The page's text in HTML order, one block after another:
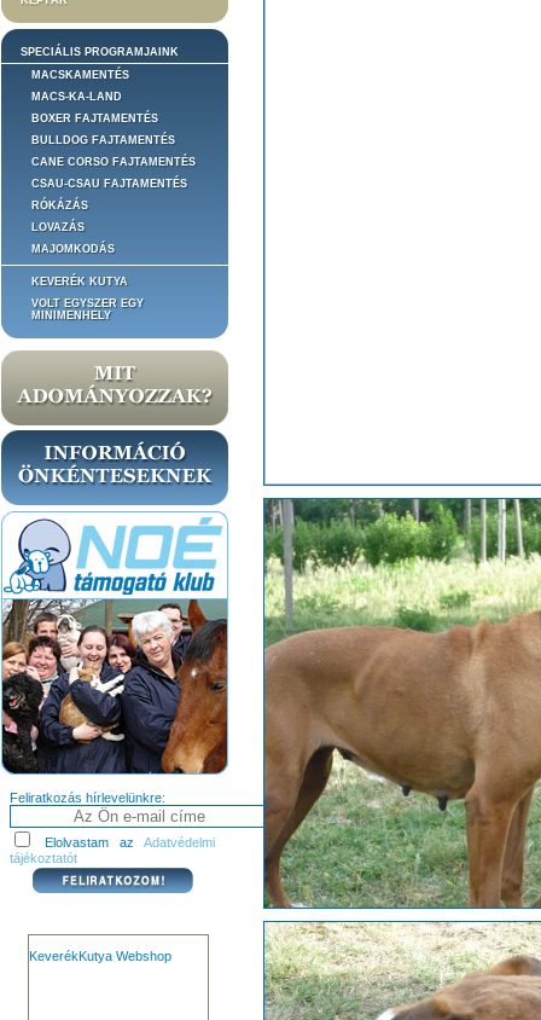
SPECIÁLIS PROGRAMJAINK
MACSKAMENTÉS
MACS-KA-LAND
BOXER FAJTAMENTÉS
BULLDOG FAJTAMENTÉS
CANE CORSO FAJTAMENTÉS
CSAU-CSAU FAJTAMENTÉS
RÓKÁZÁS
LOVAZÁS
MAJOMKODÁS
KEVERÉK KUTYA
VOLT EGYSZER EGY
MINIMENHELY
Feliratkozás hírlevelünkre:
Elolvastam az Adatvédelmi
tájékoztatót
KeverékKutya Webshop